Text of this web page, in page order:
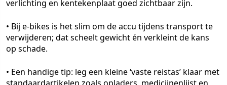
verlichting en kentekenplaat goed zichtbaar zijn.
• Bij e-bikes is het slim om de accu tijdens transport te
verwijderen; dat scheelt gewicht én verkleint de kans
op schade.
• Een handige tip: leg een kleine ‘vaste reistas’ klaar met